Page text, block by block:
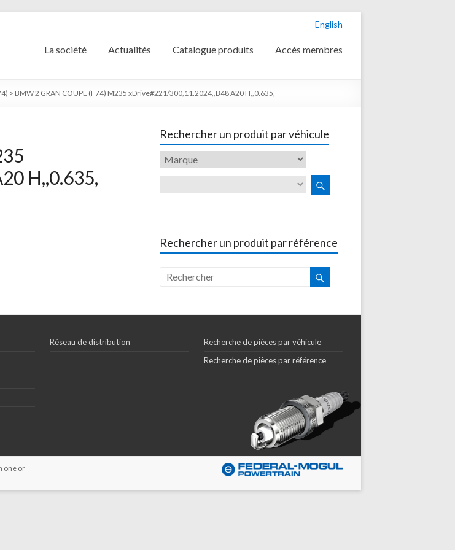
English
La société Actualités Catalogue produits Accès membres
> BMW 2 GRAN COUPE (F74) M235 xDrive#221/300,11.2024,,B48 A20 H,,0.635,
H,,0.635,
Rechercher un produit par véhicule
Rechercher un produit par référence
Réseau de distribution
Recherche de pièces par véhicule
Recherche de pièces par référence
one or